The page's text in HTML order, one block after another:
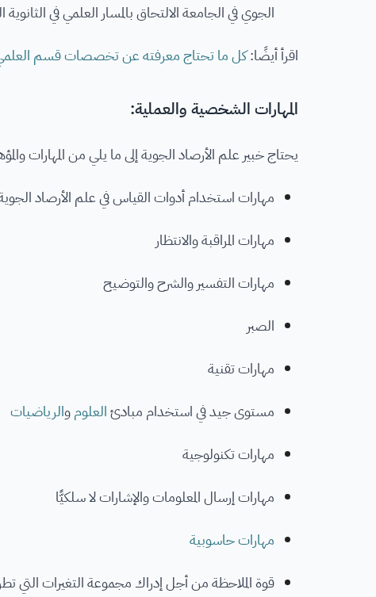
الجوي في الجامعة الالتحاق بالمسار العلمي في الثانوية
اقرأ أيضًا:كل ما تحتاج معرفته عن تخصصات قسم
المهارات الشخصية والعملية:
يحتاج خبير علم الأرصاد الجوية إلى ما يلي من المهارات
مهارات استخدام أدوات القياس في علم الأرصاد
مهارات المراقبة والانتظار
مهارات التفسير والشرح والتوضيح
الصبر
مهارات تقنية
مستوى جيد في استخدام مبادئالعلوموالرياضيات
مهارات تكنولوجية
مهارات إرسال المعلومات والإشارات لا سلكيًّا
مهارات حاسوبية
قوة الملاحظة من أجل إدراك مجموعة التغيرات التي